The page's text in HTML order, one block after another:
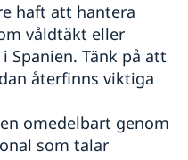
haft att hantera
våldtäkt eller
Spanien. Tänk på att
återfinns viktiga
omedelbart genom
som talar